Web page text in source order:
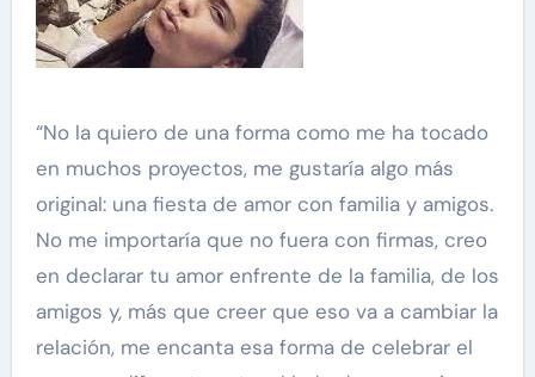
“No la quiero de una forma como me ha tocado
en muchos proyectos, me gustaría algo más
original: una fiesta de amor con familia y amigos.
No me importaría que no fuera con firmas, creo
en declarar tu amor enfrente de la familia, de los
amigos y, más que creer que eso va a cambiar la
relación, me encanta esa forma de celebrar el